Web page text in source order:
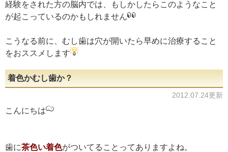
経験をされた方の脳内では、もしかしたらこのようなこと
が起こっているのかもしれません
こうなる前に、むし歯は穴が開いたら早めに治療すること
をおススメします
着色かむし歯か？
2012.07.24更新
こんにちは
歯に茶色い着色がついてることってありますよね。